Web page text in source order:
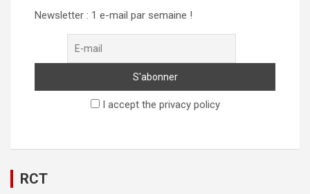
Newsletter : 1 e-mail par semaine !
I accept the privacy policy
RCT